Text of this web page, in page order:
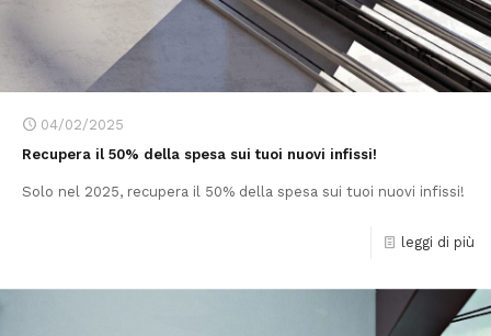
04/02/2025
Recupera il 50% della spesa sui tuoi nuovi infissi!
Solo nel 2025, recupera il 50% della spesa sui tuoi nuovi infissi!
leggi di più